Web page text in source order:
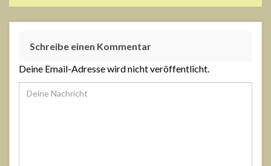
Schreibe einen Kommentar
Deine Email-Adresse wird nicht veröffentlicht.